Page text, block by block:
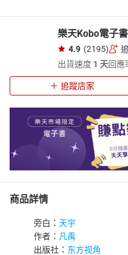
樂天Kobo電子書
4.9 (2195)
出貨速度 1 天回應
追蹤店家
商品詳情
旁白： 天宇
作者： 凡禹
出版社： 东方视角